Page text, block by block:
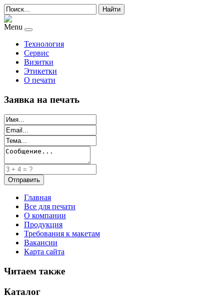
Найти
Menu
Технология
Сервис
Визитки
Этикетки
О печати
Заявка на печать
Главная
Все для печати
О компании
Продукция
Требования к макетам
Вакансии
Карта сайта
Читаем также
Каталог